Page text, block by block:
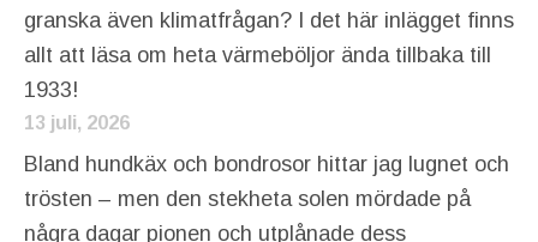
granska även klimatfrågan? I det här inlägget finns
allt att läsa om heta värmeböljor ända tillbaka till
1933!
13 juli, 2026
Bland hundkäx och bondrosor hittar jag lugnet och
trösten – men den stekheta solen mördade på
några dagar pionen och utplånade dess